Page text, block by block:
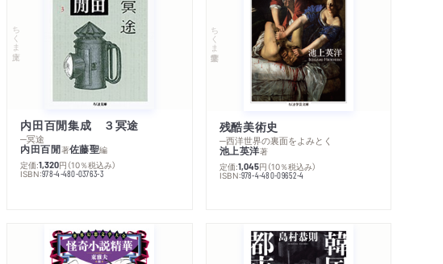
ちくま文庫
内田百閒集成 ３冥途
─冥途
内田百閒著佐藤聖編
定価:1,320円 （10％税込み）
ISBN:978-4-480-03763-3
ちくま学芸文庫
残酷美術史
─西洋世界の裏面をよみとく
池上英洋著
定価:1,045円 （10％税込み）
ISBN:978-4-480-09652-4